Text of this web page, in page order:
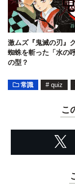
激ムズ『鬼滅の刃』
蜘蛛を斬った「水の
の型？
常識 # quiz
こ